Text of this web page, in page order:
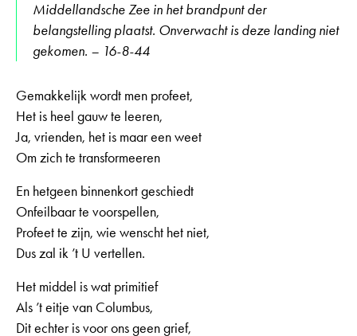
Middellandsche Zee in het brandpunt der
belangstelling plaatst. Onverwacht is deze landing niet
gekomen. – 16-8-44
Gemakkelijk wordt men profeet,
Het is heel gauw te leeren,
Ja, vrienden, het is maar een weet
Om zich te transformeeren
En hetgeen binnenkort geschiedt
Onfeilbaar te voorspellen,
Profeet te zijn, wie wenscht het niet,
Dus zal ik ’t U vertellen.
Het middel is wat primitief
Als ’t eitje van Columbus,
Dit echter is voor ons geen grief,